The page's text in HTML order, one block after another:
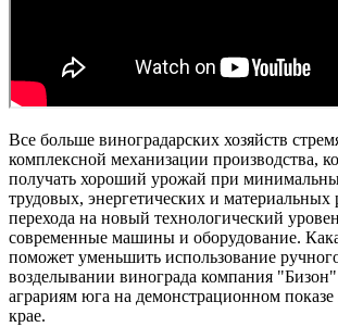
Все больше виноградарских хозяйств
комплексной механизации производства,
получать хороший урожай при
трудовых, энергетических и материальных
перехода на новый технологический
современные машины и оборудование.
поможет уменьшить использование
возделывании винограда компания "Бизон"
аграриям юга на демонстрационном
крае.